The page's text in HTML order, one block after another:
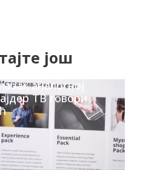
још
аналогној
ТВ говори